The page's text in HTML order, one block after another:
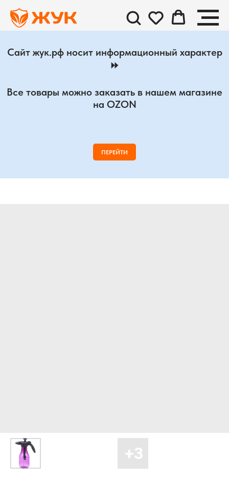
Сайт жук.рф носит информационный характер
⏩
Все товары можно заказать в нашем магазине
на OZON
ПЕРЕЙТИ